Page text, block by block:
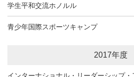
学生平和交流ホノルル
青少年国際スポーツキャンプ
2017年度
インターナショナル・リーダーシップ・